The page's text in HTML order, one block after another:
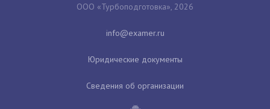
ООО «Турбоподготовка», 2026
Юридические документы
Сведения об организации